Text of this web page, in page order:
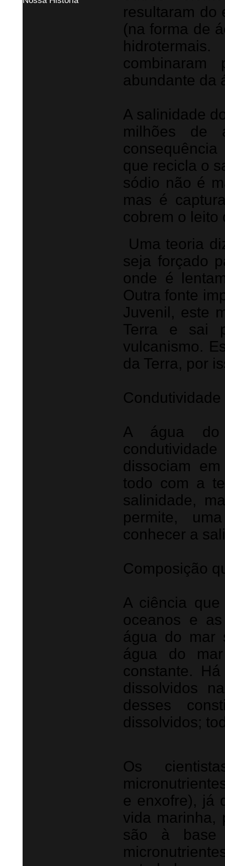
resultaram do
(na forma de
abundante da
A salinidade
milhões de
que recicla o
sódio não é
mas é
cobrem o leito
Uma teoria
seja forçado
onde é
Outra fonte
Juvenil, este
Terra e sai
vulcanismo.
da Terra, por
A água do
dissociam
todo com a
salinidade,
permite,
conhecer a
Composição
A ciência
oceanos e
água do mar
água do
constante.
dissolvidos
desses
dissolvidos;
Os
e enxofre), já
vida marinha,
são à base